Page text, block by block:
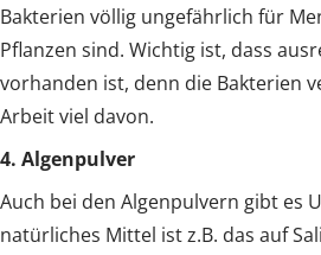
Bakterien völlig ungefährlich für
Pflanzen sind. Wichtig ist, dass
vorhanden ist, denn die Bakterien
Arbeit viel davon.
4. Algenpulver
Auch bei den Algenpulvern gibt es
natürliches Mittel ist z.B. das auf